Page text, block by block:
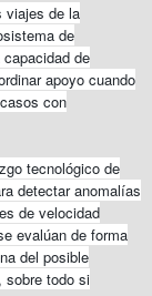
viajes de la
de
de
apoyo cuando
con
tecnológico de
detectar anomalías
de velocidad
evalúan de forma
del posible
sobre todo si